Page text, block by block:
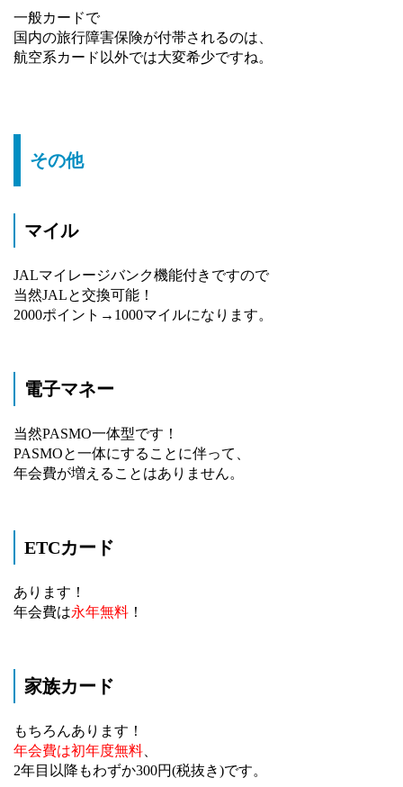
一般カードで
国内の旅行障害保険が付帯されるのは、
航空系カード以外では大変希少ですね。
その他
マイル
JALマイレージバンク機能付きですので
当然JALと交換可能！
2000ポイント→1000マイルになります。
電子マネー
当然PASMO一体型です！
PASMOと一体にすることに伴って、
年会費が増えることはありません。
ETCカード
あります！
年会費は永年無料 ！
家族カード
もちろんあります！
年会費は初年度無料
2年目以降もわずか300円(税抜き)です。